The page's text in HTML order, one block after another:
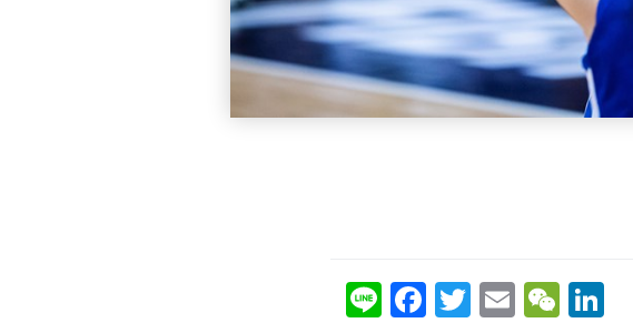
Li F
T
E
W